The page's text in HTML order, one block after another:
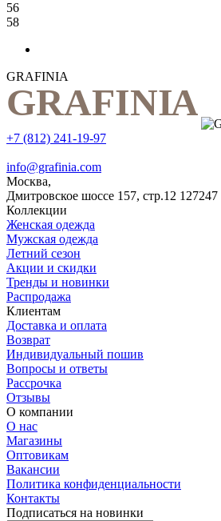
56
58
GRAFINIA
+7 (812) 241-19-97
info@grafinia.com
Москва,
Дмитровское шоссе 157, стр.12 127247
Коллекции
Женская одежда
Мужская одежда
Летний сезон
Акции и скидки
Тренды и новинки
Распродажа
Клиентам
Доставка и оплата
Возврат
Индивидуальный пошив
Вопросы и ответы
Рассрочка
Отзывы
О компании
О нас
Магазины
Оптовикам
Вакансии
Политика конфиденциальности
Контакты
Подписаться на новинки